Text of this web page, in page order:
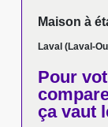
Maison à
Laval (Laval-
Pour
ça vaut